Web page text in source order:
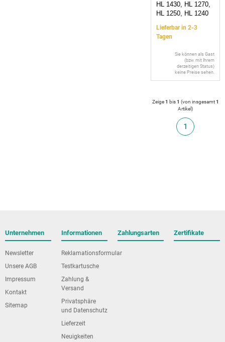
HL 1430, HL 1270,
HL 1250, HL 1240
Lieferbar in 2-3
Tagen
Sie können als Gast
(bzw. mit Ihrem
derzeitigen Status)
keine Preise sehen.
Zeige1 bis1 (von insgesamt1
Artikel)
1
Unternehmen
Newsletter
Unsere AGB
Impressum
Kontakt
Sitemap
Informationen
Reklamationsformular
Testkartusche
Zahlung &
Versand
Privatsphäre
und Datenschutz
Lieferzeit
Neuigkeiten
Zahlungsarten Zertifikate